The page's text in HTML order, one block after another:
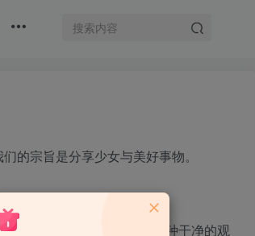
的宗旨是分享少女与美好事物。
选的，使网站首页呈现出一种干净的观